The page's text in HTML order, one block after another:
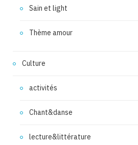
Sain et light
Thème amour
Culture
activités
Chant&danse
lecture&littérature